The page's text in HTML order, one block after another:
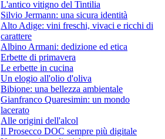
L'antico vitigno del Tintilia
Silvio Jermann: una sicura identità
Alto Adige: vini freschi, vivaci e ricchi di
carattere
Albino Armani: dedizione ed etica
Erbette di primavera
Le erbette in cucina
Un elogio all'olio d'oliva
Bibione: una bellezza ambientale
Gianfranco Quaresimin: un mondo
lacerato
Alle origini dell'alcol
Il Prosecco DOC sempre più digitale